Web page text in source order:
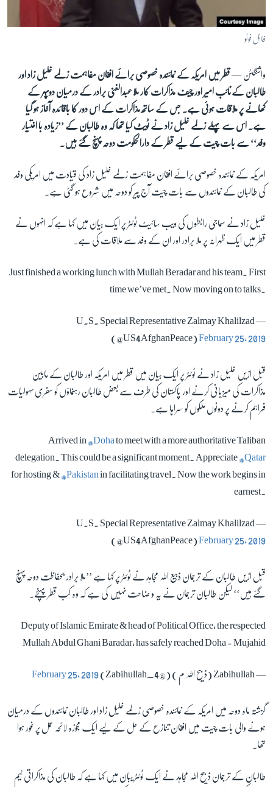
آزادیٔ صحافت
صحت
دلچسپ و عجیب
آڈیو
اداریہ
Learning English
فائل فوٹو
واشنگٹن — قطر میں امریکہ کے نمائندہ خصوصی برائے افغان مفاہمت زلمے خلیل زاد اور
طالبان کےنائب امیر اور چیف مذاکرات کار ملا عبدالغنی برادر کے درمیان دوپہر کے
کھانے پر ملاقات ہوئی ہے۔ جس کے ساتھ مذاکرات کے اس دور کا باقائدہ آغاز ہو گیا
ہے۔ اس سے پہلے زلمے خلیل زاد نے ٹویٹ کیا تھا کہ وہ طالبان کے ’’زیادہ با اختیار
وفد‘‘ سے بات چیت کے لیے قطر کے دارالحکومت دوحہ پہنچ گئے ہیں۔
امریکہ کے نمائندہ خصوصی برائے افغان مفاہمت زلمے خلیل زاد کی قیادت میں امریکی وفد
کی طالبان کے نمائندوں سے بات چیت آج پیر کو دوحہ میں شروع ہو گئی ہے۔
خلیل زاد نے سماجی رابطوں کی ویب سائیٹ ٹوئٹر پر ایک بیان میں کہا ہے کہ انہوں نے
قطر میں ایک ظہرانہ پر ملا برادر اور ان کے وفد سے ملاقات کی ہے۔
Just finished a working lunch with Mullah Beradar and his team. First
time we’ve met. Now moving on to talks.
— U.S. Special Representative Zalmay Khalilzad
(@US4AfghanPeace)February 25, 2019
قبل ازیں خلیل زاد نے ٹوئٹر پر ایک بیان میں قطر میں امریکہ اور طالبان کے مابین
مذاکرات کی میزبانی کرنے اور پاکستان کی طرف سے بعض طالبان رہنماؤں کو سفری سہولیات
فراہم کرنے پر دونوں ملکوں کو سراہا ہے۔
Arrived in #Doha to meet with a more authoritative Taliban
delegation. This could be a significant moment. Appreciate #Qatar
for hosting & #Pakistan in facilitating travel. Now the work begins in
earnest.
— U.S. Special Representative Zalmay Khalilzad
(@US4AfghanPeace)February 25, 2019
قبل ازیں طالبان کے ترجمان ذبیع اللہ مجاہد نے ٹوئٹر پر کہا ہے ’’ملا برادر بحفاظت دوحہ پہنچ
گئے ہیں‘‘ لیکن طالبان ترجمان نے یہ و ضاحت نہیں کی ہے کہ وہ کب قطر پہنچے۔
Deputy of Islamic Emirate & head of Political Office, the respected
Mullah Abdul Ghani Baradar, has safely reached Doha - Mujahid
— Zabihullah (ذبیح الله م ) (@Zabihullah_4) February 25, 2019
گزشتہ ماہ دوحہ میں امریکہ کے نمائندہ خصوصی زلمے خلیل زاد اور طالبان نمائندوں کے درمیان
ہونے والی بات چیت میں افغان تنازع کے حل کے لیے ایک مجوزہ لائحہ عمل پر غور ہوا
تھا۔
طالبان کے ترجمان ذبیح اللہ مجاہد نے ایک ٹوئٹر یبان میں کہا ہے کہ طالبان کی مذاکراتی ٹیم